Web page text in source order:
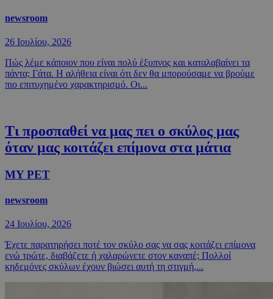
newsroom
26 Ιουλίου, 2026
Πώς λέμε κάποιον που είναι πολύ έξυπνος και καταλαβαίνει τα
πάντα; Γάτα. Η αλήθεια είναι ότι δεν θα μπορούσαμε να βρούμε
πιο επιτυχημένο χαρακτηρισμό. Οι...
Τι προσπαθεί να μας πει ο σκύλος μας
όταν μας κοιτάζει επίμονα στα μάτια
MY PET
newsroom
24 Ιουλίου, 2026
Έχετε παρατηρήσει ποτέ τον σκύλο σας να σας κοιτάζει επίμονα
ενώ τρώτε, διαβάζετε ή χαλαρώνετε στον καναπέ; Πολλοί
κηδεμόνες σκύλων έχουν βιώσει αυτή τη στιγμή,...